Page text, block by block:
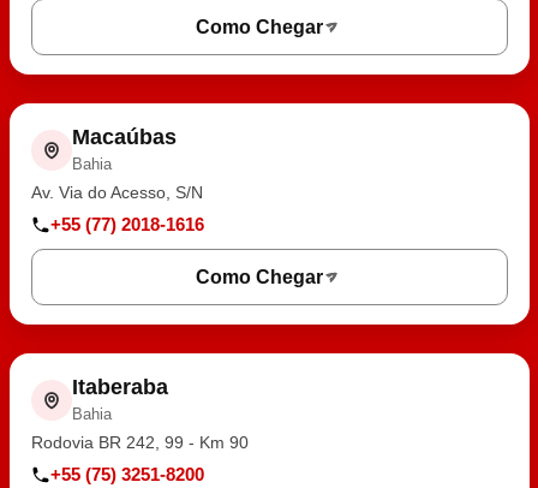
Como Chegar
Macaúbas
Bahia
Av. Via do Acesso, S/N
+55 (77) 2018-1616
Como Chegar
Itaberaba
Bahia
Rodovia BR 242, 99 - Km 90
+55 (75) 3251-8200